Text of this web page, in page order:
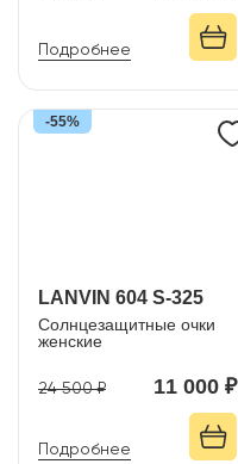
Подробнее
LANVIN 604 S-325
Солнцезащитные очки
женские
11 000 ₽
24 500 ₽
Подробнее
-55%